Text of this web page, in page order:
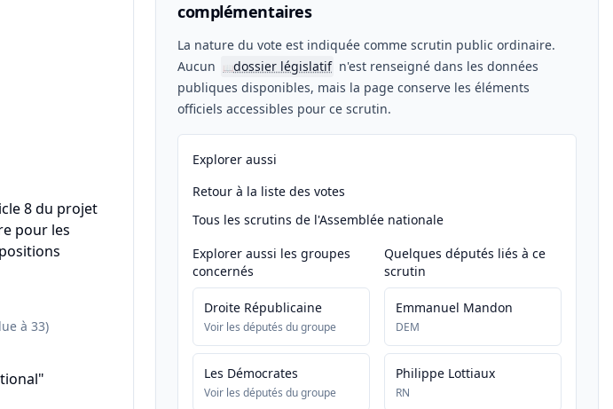
8 du projet
pour les
à 33)
complémentaires
La nature du vote est indiquée comme scrutin public ordinaire.
Aucun
📖dossier législatif n'est renseigné dans les données
publiques disponibles, mais la page conserve les éléments
officiels accessibles pour ce scrutin.
Explorer aussi
Retour à la liste des votes
Tous les scrutins de l'Assemblée nationale
Explorer aussi les groupes
concernés
Droite Républicaine
Voir les députés du groupe
Les Démocrates
Voir les députés du groupe
Quelques députés liés à ce
scrutin
Emmanuel Mandon
DEM
Philippe Lottiaux
RN